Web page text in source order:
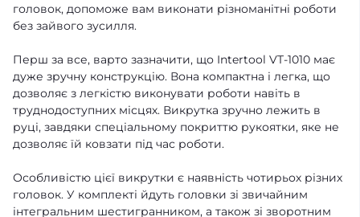
головок, допоможе вам виконати різноманітні роботи
без зайвого зусилля.
Перш за все, варто зазначити, що Intertool VT-1010 має
дуже зручну конструкцію. Вона компактна і легка, що
дозволяє з легкістю виконувати роботи навіть в
труднодоступних місцях. Викрутка зручно лежить в
руці, завдяки спеціальному покриттю рукоятки, яке не
дозволяє їй ковзати під час роботи.
Особливістю цієї викрутки є наявність чотирьох різних
головок. У комплекті йдуть головки зі звичайним
інтегральним шестигранником, а також зі зворотним